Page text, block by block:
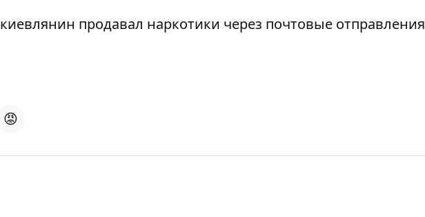
киевлянин продавал наркотики через почтовые отправления
😡